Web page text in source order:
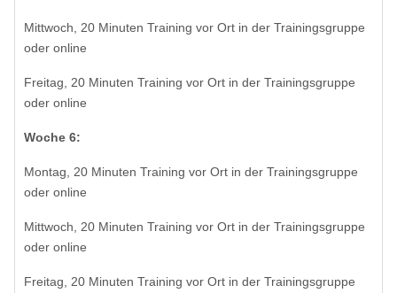
Mittwoch, 20 Minuten Training vor Ort in der Trainingsgruppe
oder online
Freitag, 20 Minuten Training vor Ort in der Trainingsgruppe
oder online
Woche 6:
Montag, 20 Minuten Training vor Ort in der Trainingsgruppe
oder online
Mittwoch, 20 Minuten Training vor Ort in der Trainingsgruppe
oder online
Freitag, 20 Minuten Training vor Ort in der Trainingsgruppe